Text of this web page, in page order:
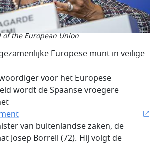
the European Union
Europese munt in veilige
voor het Europese
wordt de Spaanse vroegere
van buitenlandse zaken, de
Josep Borrell (72). Hij volgt de